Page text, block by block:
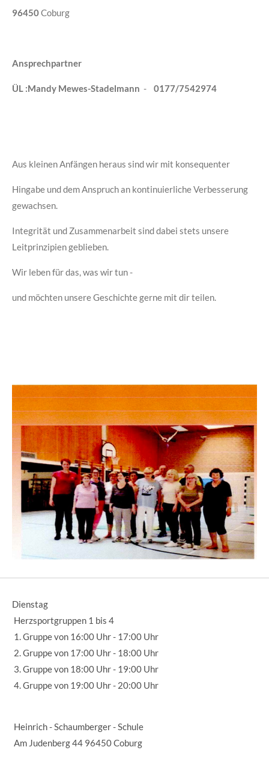
96450Coburg
Ansprechpartner
ÜL :Mandy Mewes-Stadelmann - 0177/7542974
Aus kleinen Anfängen heraus sind wir mit konsequenter
Hingabe und dem Anspruch an kontinuierliche Verbesserung
gewachsen.
Integrität und Zusammenarbeit sind dabei stets unsere
Leitprinzipien geblieben.
Wir leben für das, was wir tun -
und möchten unsere Geschichte gerne mit dir teilen.
Dienstag
Herzsportgruppen 1 bis 4
1. Gruppe von 16:00 Uhr - 17:00 Uhr
2. Gruppe von 17:00 Uhr - 18:00 Uhr
3. Gruppe von 18:00 Uhr - 19:00 Uhr
4. Gruppe von 19:00 Uhr - 20:00 Uhr
Heinrich - Schaumberger - Schule
Am Judenberg 44 96450 Coburg